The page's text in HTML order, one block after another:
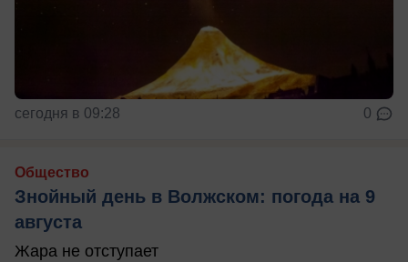
сегодня в 09:28 0
Общество
Знойный день в Волжском: погода на 9
августа
Жара не отступает